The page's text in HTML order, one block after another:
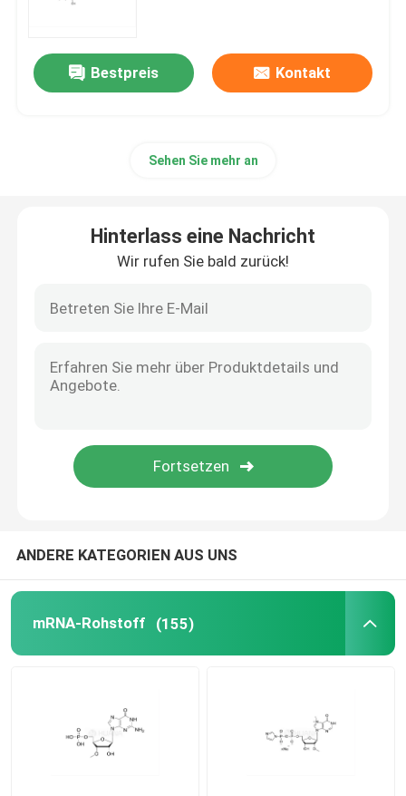
Oligo-Synthese-Reagenzien
Liefersystem
Bestpreis Kontakt
Sehen Sie mehr an
Hinterlass eine Nachricht
Wir rufen Sie bald zurück!
ANDERE KATEGORIEN AUS UNS
mRNA-Rohstoff (155)